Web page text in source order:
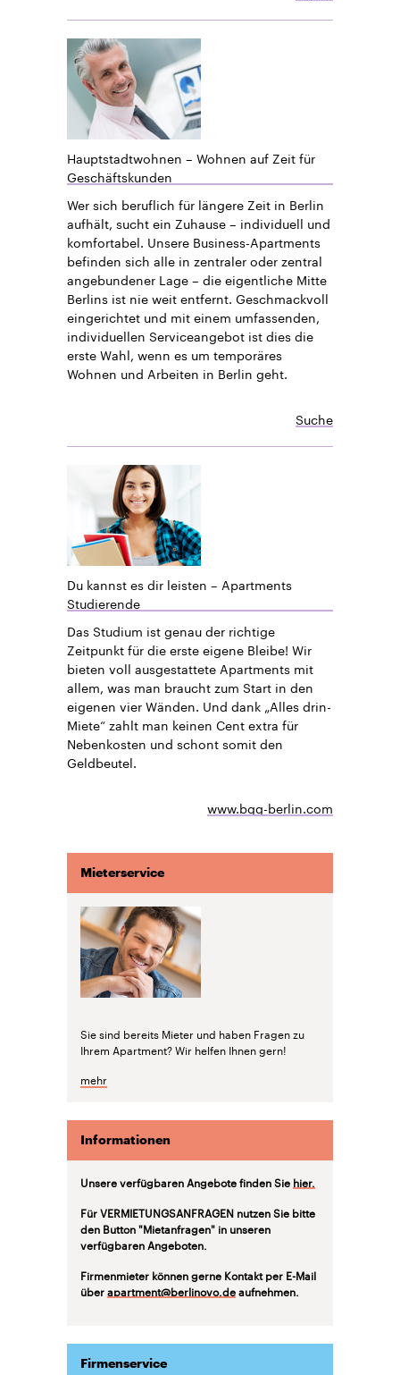
Hauptstadtwohnen – Wohnen auf Zeit für
Geschäftskunden
Wer sich beruflich für längere Zeit in Berlin
aufhält, sucht ein Zuhause – individuell und
komfortabel. Unsere Business-Apartments
befinden sich alle in zentraler oder zentral
angebundener Lage – die eigentliche Mitte
Berlins ist nie weit entfernt. Geschmackvoll
eingerichtet und mit einem umfassenden,
individuellen Serviceangebot ist dies die
erste Wahl, wenn es um temporäres
Wohnen und Arbeiten in Berlin geht.
Suche
Du kannst es dir leisten – Apartments
Studierende
Das Studium ist genau der richtige
Zeitpunkt für die erste eigene Bleibe! Wir
bieten voll ausgestattete Apartments mit
allem, was man braucht zum Start in den
eigenen vier Wänden. Und dank „Alles drin-
Miete“ zahlt man keinen Cent extra für
Nebenkosten und schont somit den
Geldbeutel.
www.bgg-berlin.com
Mieterservice
Sie sind bereits Mieter und haben Fragen zu
Ihrem Apartment? Wir helfen Ihnen gern!
mehr
Informationen
Unsere verfügbaren Angebote finden Sie hier.
Für VERMIETUNGSANFRAGEN nutzen Sie bitte
den Button "Mietanfragen" in unseren
verfügbaren Angeboten.
Firmenmieter können gerne Kontakt per E-Mail
überapartment@berlinovo.deaufnehmen.
Firmenservice